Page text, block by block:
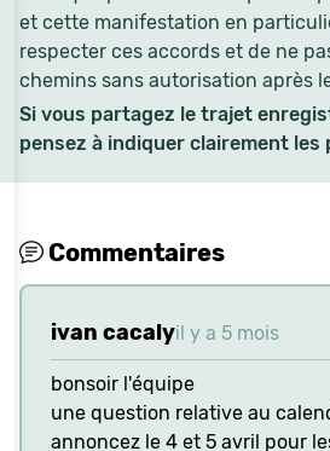
et cette manifestation en
respecter ces accords et de ne
chemins sans autorisation après
Si vous partagez le trajet
pensez à indiquer clairement les
Commentaires
ivan cacalyil y a 5 mois
bonsoir l'équipe
une question relative au
annoncez le 4 et 5 avril pour